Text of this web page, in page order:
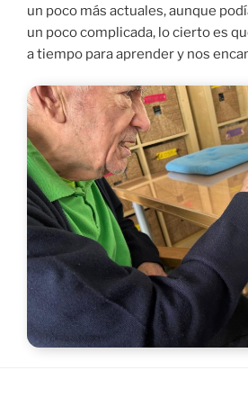
un poco más actuales, aunque
un poco complicada, lo cierto es
a tiempo para aprender y nos